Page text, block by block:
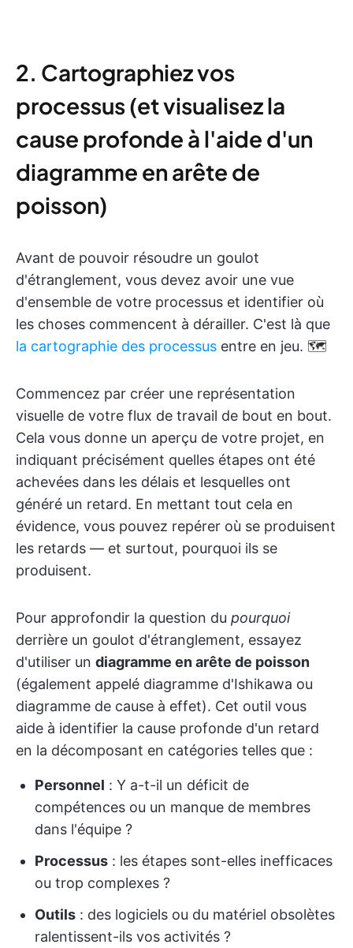
2. Cartographiez vos
processus (et visualisez la
cause profonde à l'aide d'un
diagramme en arête de
poisson)
Avant de pouvoir résoudre un goulot
d'étranglement, vous devez avoir une vue
d'ensemble de votre processus et identifier où
les choses commencent à dérailler. C'est là que
la cartographie des processus entre en jeu. 🗺️
Commencez par créer une représentation
visuelle de votre flux de travail de bout en bout.
Cela vous donne un aperçu de votre projet, en
indiquant précisément quelles étapes ont été
achevées dans les délais et lesquelles ont
généré un retard. En mettant tout cela en
évidence, vous pouvez repérer où se produisent
les retards — et surtout, pourquoi ils se
produisent.
Pour approfondir la question du pourquoi
derrière un goulot d'étranglement, essayez
d'utiliser un diagramme en arête de poisson
(également appelé diagramme d'Ishikawa ou
diagramme de cause à effet). Cet outil vous
aide à identifier la cause profonde d'un retard
en la décomposant en catégories telles que :
Personnel : Y a-t-il un déficit de
compétences ou un manque de membres
dans l'équipe ?
Processus : les étapes sont-elles inefficaces
ou trop complexes ?
Outils : des logiciels ou du matériel obsolètes
ralentissent-ils vos activités ?